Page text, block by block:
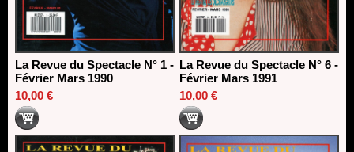
La Revue du Spectacle N° 1 -
Février Mars 1990
10,00 €
La Revue du Spectacle N° 6 -
Février Mars 1991
10,00 €